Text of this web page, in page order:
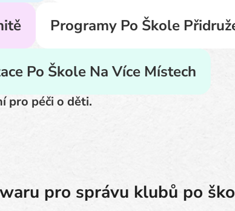
Programy Po Škole
Po Škole Na Více Místech
pro péči o děti.
pro správu klubů po